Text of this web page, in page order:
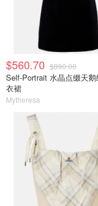
$560.70 $890.00
Self-Portrait 水晶点缀天
衣裙
Mytheresa